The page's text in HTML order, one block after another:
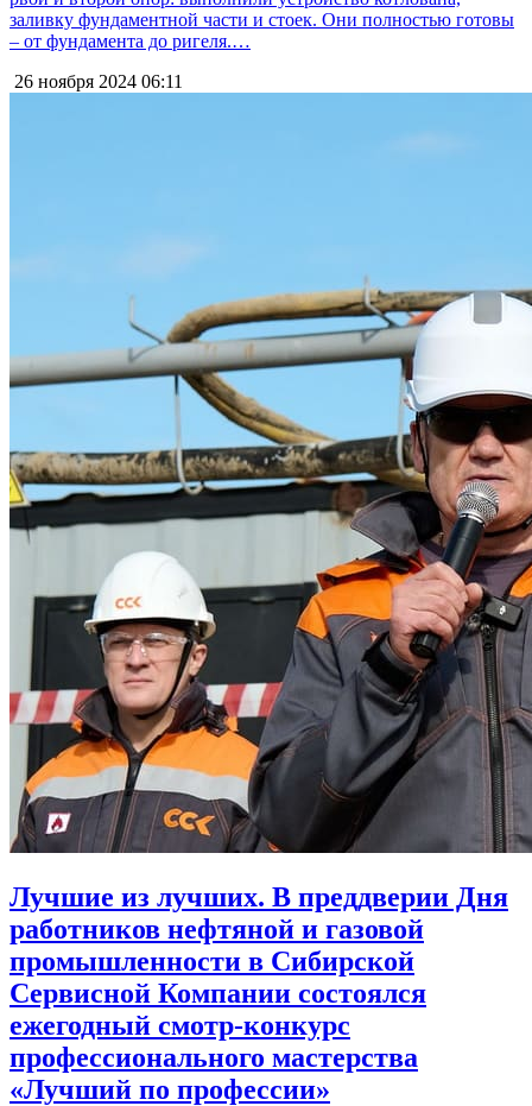
заливку фундаментной части и стоек. Они полностью готовы
– от фундамента до ригеля.…
26 ноября 2024 06:11
Лучшие из лучших. В преддверии Дня
работников нефтяной и газовой
промышленности в Сибирской
Сервисной Компании состоялся
ежегодный смотр-конкурс
профессионального мастерства
«Лучший по профессии»